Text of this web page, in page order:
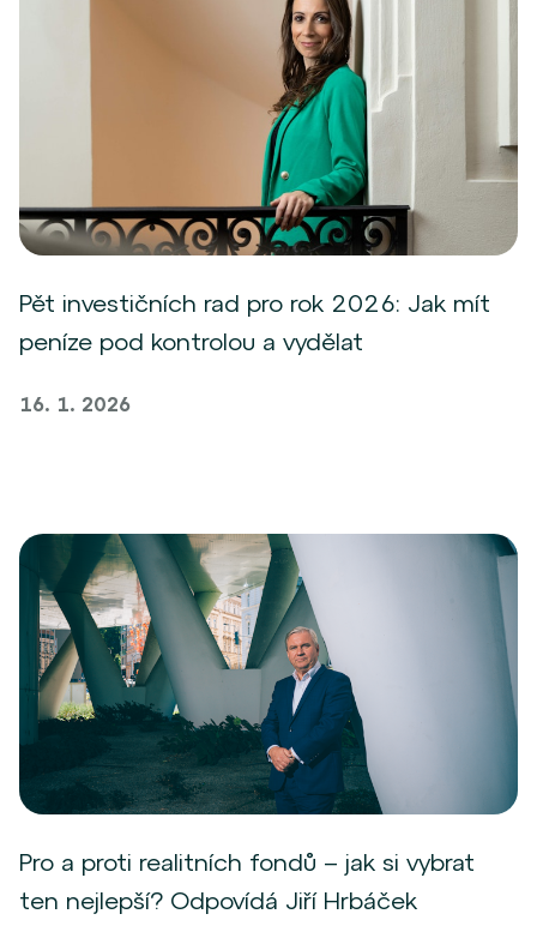
Pět investičních rad pro rok 2026: Jak mít
peníze pod kontrolou a vydělat
16. 1. 2026
Pro a proti realitních fondů – jak si vybrat
ten nejlepší? Odpovídá Jiří Hrbáček